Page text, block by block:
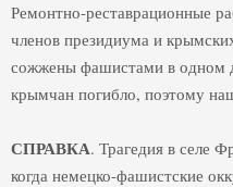
Ремонтно-реставрационные
членов президиума и
сожжены фашистами в одном
крымчан погибло, поэтому
СПРАВКА. Трагедия в селе
когда немецко-фашистские